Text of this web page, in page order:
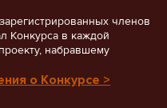
членов
Конкурса в каждой
набравшему
о Конкурсе >